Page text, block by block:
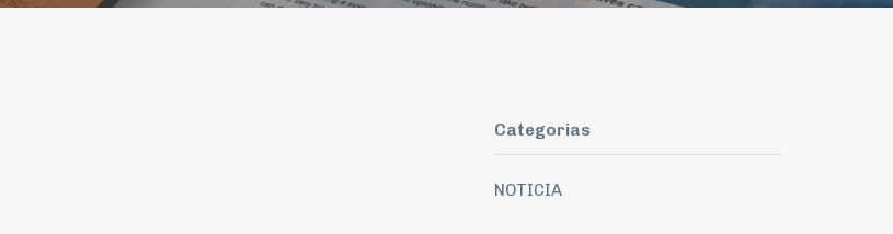
Categorias
NOTICIA